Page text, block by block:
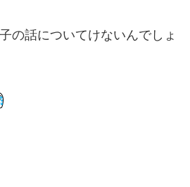
の話についてけないんでしょ